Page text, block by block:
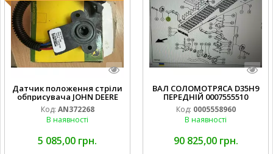
Датчик положення стріли
обприсувача JOHN DEERE
Код: AN372268
В наявності
5 085,00 грн.
ВАЛ СОЛОМОТРЯСА D35H9
ПЕРЕДНІЙ 0007555510
Код: 0005558960
В наявності
90 825,00 грн.